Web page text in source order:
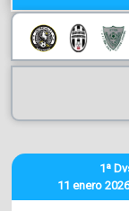
11 enero
1ª